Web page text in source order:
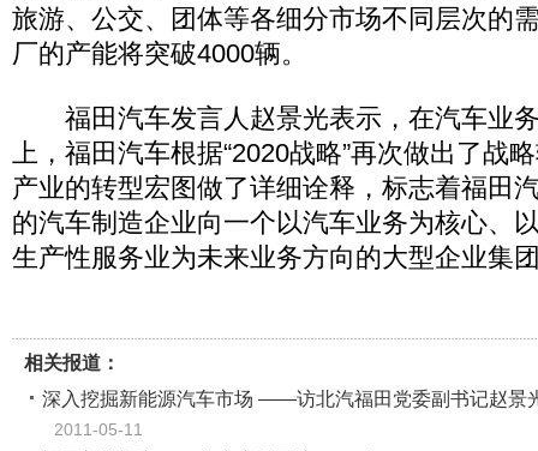
旅游、公交、团体等各细分市场不同层次的
厂的产能将突破4000辆。
福田汽车发言人赵景光表示，在汽车业
上，福田汽车根据“2020战略”再次做出了战
产业的转型宏图做了详细诠释，标志着福田
的汽车制造企业向一个以汽车业务为核心、
生产性服务业为未来业务方向的大型企业集
相关报道：
深入挖掘新能源汽车市场 ――访北汽福田党委副书记赵景
2011-05-11